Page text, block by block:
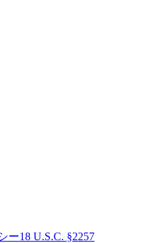
ー18 U.S.C. §2257